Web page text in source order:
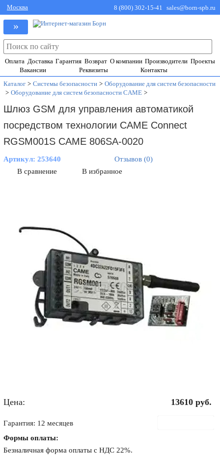
Москва 8 (800) 302-15-41 sales@born-spb.ru
»
Оплата Доставка Гарантия Возврат О компании Производители Проекты
Вакансии
Реквизиты
Контакты
Каталог > Системы безопасности > Оборудование для систем безопасности
> Оборудование для систем безопасности CAME >
Шлюз GSM для управления автоматикой
посредством технологии CAME Connect
RGSM001S CAME 806SA-0020
Артикул:253640
Отзывов (0)
В сравнение
В избранное
Цена: 13610 руб.
Гарантия: 12 месяцев
Формы оплаты:
Безналичная форма оплаты с НДС 22%.